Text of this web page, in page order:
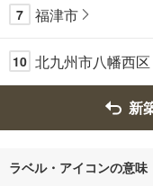
7 福津市
10 北九州市八幡西区
新
ラベル・アイコンの意味